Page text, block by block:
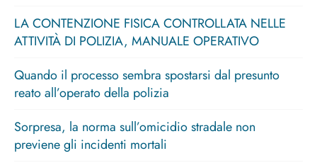
LA CONTENZIONE FISICA CONTROLLATA NELLE
ATTIVITÀ DI POLIZIA, MANUALE OPERATIVO
Quando il processo sembra spostarsi dal presunto
reato all’operato della polizia
Sorpresa, la norma sull’omicidio stradale non
previene gli incidenti mortali